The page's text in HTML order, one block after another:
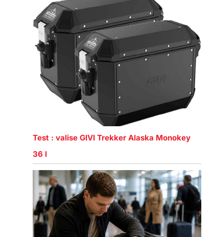
Test : valise GIVI Trekker Alaska Monokey
36 l